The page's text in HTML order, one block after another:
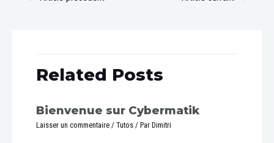
Related Posts
Bienvenue sur Cybermatik
Laisser un commentaire / Tutos/ Par Dimitri